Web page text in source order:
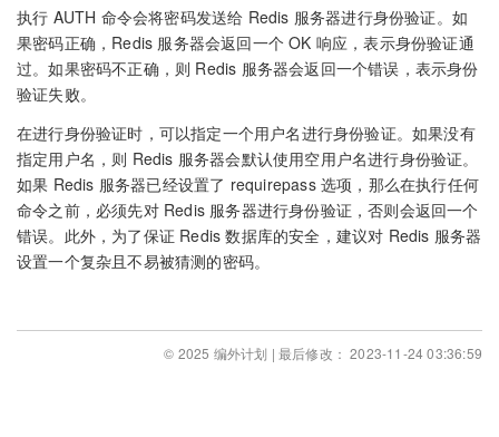
执行 AUTH 命令会将密码发送给 Redis 服务器进行身份验证。如
果密码正确，Redis 服务器会返回一个 OK 响应，表示身份验证通
过。如果密码不正确，则 Redis 服务器会返回一个错误，表示身份
验证失败。
在进行身份验证时，可以指定一个用户名进行身份验证。如果没有
指定用户名，则 Redis 服务器会默认使用空用户名进行身份验证。
如果 Redis 服务器已经设置了 requirepass 选项，那么在执行任何
命令之前，必须先对 Redis 服务器进行身份验证，否则会返回一个
错误。此外，为了保证 Redis 数据库的安全，建议对 Redis 服务器
设置一个复杂且不易被猜测的密码。
© 2025 编外计划 | 最后修改： 2023-11-24 03:36:59